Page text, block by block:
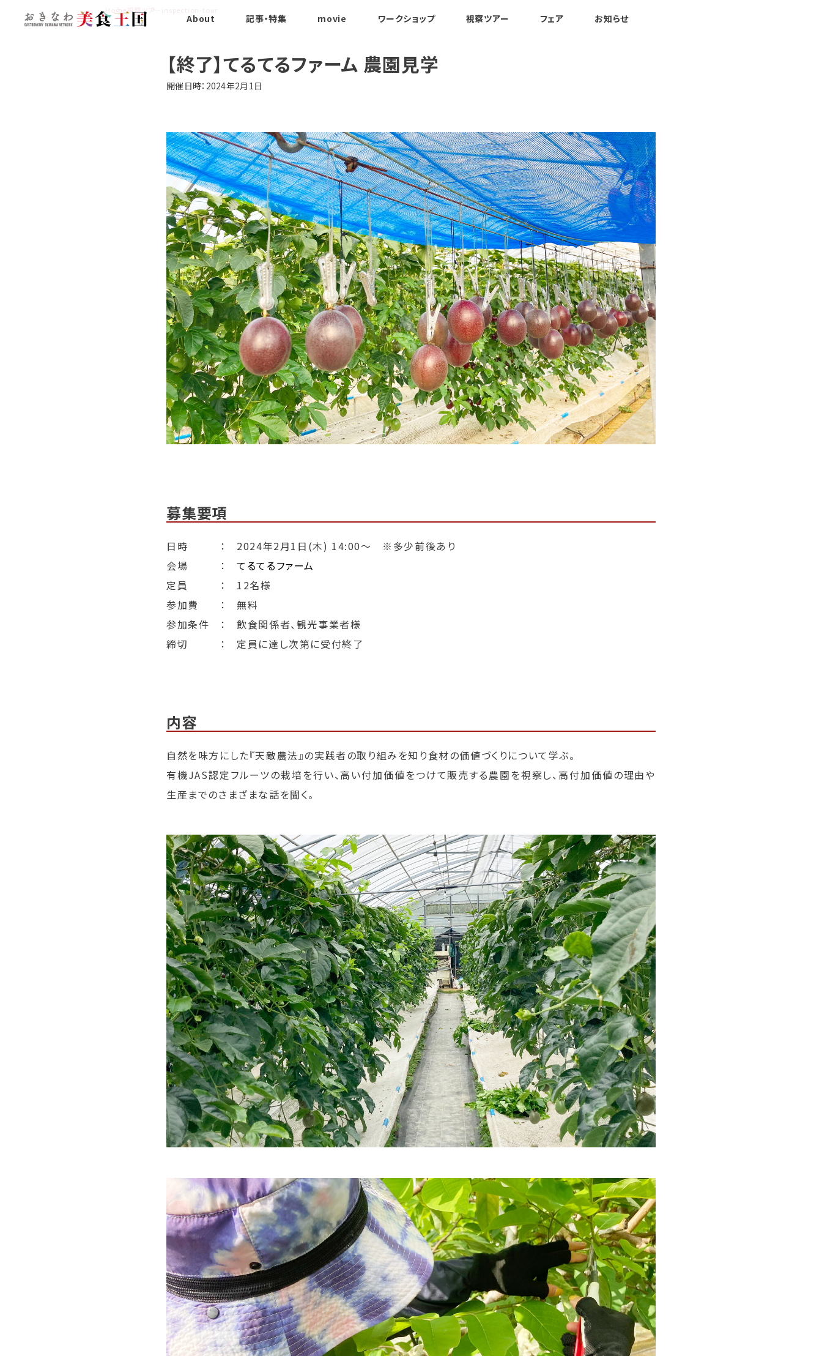
About 記事・特集 movie ワークショップ 視察ツアー フェア お知らせ
Home視察ツアー inspection-tour
【終了】てるてるファーム 農園見学
開催日時：2024年2月1日
募集要項
日時 ： 2024年2月1日(木) 14:00～ ※多少前後あり
会場 ：てるてるファーム
定員 ： 12名様
参加費 ： 無料
参加条件 ： 飲食関係者、観光事業者様
締切
： 定員に達し次第に受付終了
内容
自然を味方にした『天敵農法』の実践者の取り組みを知り食材の価値づくりについて学ぶ。
有機JAS認定フルーツの栽培を行い、高い付加価値をつけて販売する農園を視察し、高付加価値の理由や
生産までのさまざまな話を聞く。